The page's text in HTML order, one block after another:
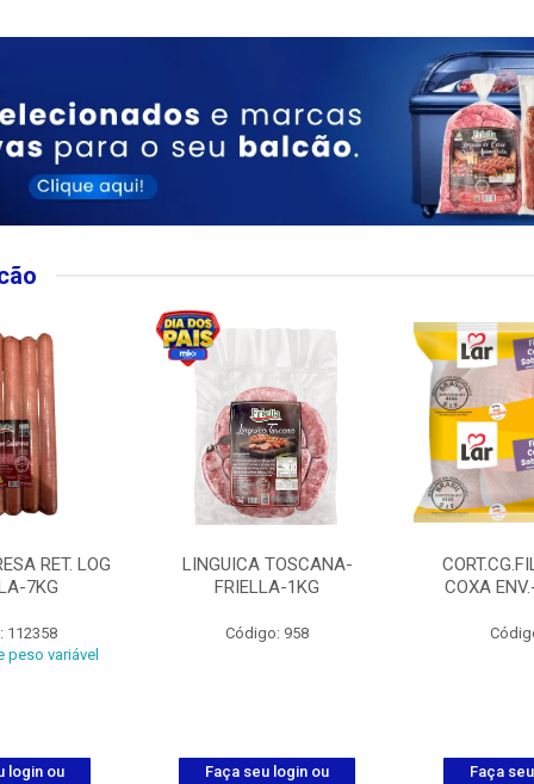
RET. LOG
7KG
112358
peso variável
login ou
LINGUICA TOSCANA-
FRIELLA-1KG
Código: 958
Faça seu login ou
COXA
Faça